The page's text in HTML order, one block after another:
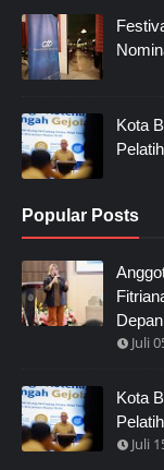
Kota
Popular Posts
Juli
Kota
Juli